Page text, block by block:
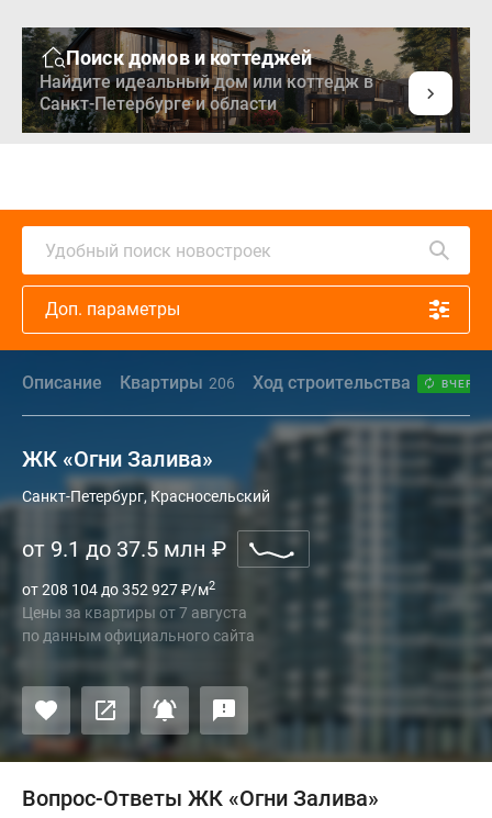
Поиск домов и коттеджей
Найдите идеальный дом или коттедж в
Санкт-Петербурге и области
Удобный поиск новостроек
Доп. параметры
Описание Квартиры 206 Ход строительства ВЧЕРА
ЖК «Огни Залива»
Санкт-Петербург, Красносельский
от 9.1 до 37.5 млн ₽
от 208 104 до 352 927₽/м2
Цены за квартиры от7 августа
по данным официального сайта
Вопрос-Ответы ЖК «Огни Залива»